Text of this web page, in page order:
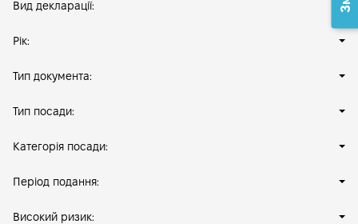
Вид декларації:
Рік:
Тип документа:
Тип посади:
Категорія посади:
Період подання:
Високий ризик: